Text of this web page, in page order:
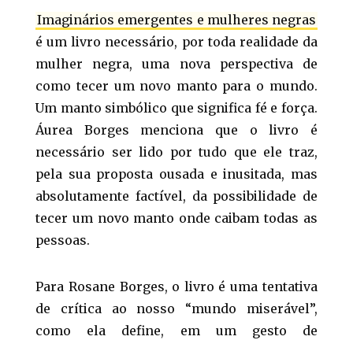
Imaginários emergentes e mulheres negras
é um livro necessário, por toda realidade da
mulher negra, uma nova perspectiva de
como tecer um novo manto para o mundo.
Um manto simbólico que significa fé e força.
Áurea Borges menciona que o livro é
necessário ser lido por tudo que ele traz,
pela sua proposta ousada e inusitada, mas
absolutamente factível, da possibilidade de
tecer um novo manto onde caibam todas as
pessoas.
Para Rosane Borges, o livro é uma tentativa
de crítica ao nosso “mundo miserável”,
como ela define, em um gesto de